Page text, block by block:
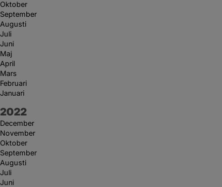
Oktober
September
Augusti
Juli
Juni
Maj
April
Mars
Februari
Januari
År:
2022
December
November
Oktober
September
Augusti
Juli
Juni